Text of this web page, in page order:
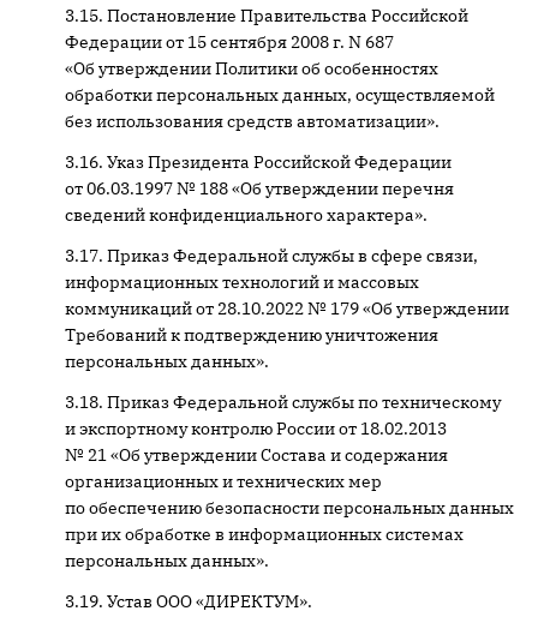
Постановление Правительства Российской
Федерации от 15 сентября 2008 г. N 687
«Об утверждении Политики об особенностях
обработки персональных данных, осуществляемой
без использования средств автоматизации».
Указ Президента Российской Федерации
от 06.03.1997 № 188 «Об утверждении перечня
сведений конфиденциального характера».
Приказ Федеральной службы в сфере связи,
информационных технологий и массовых
коммуникаций от 28.10.2022 № 179 «Об утверждении
Требований к подтверждению уничтожения
персональных данных».
Приказ Федеральной службы по техническому
и экспортному контролю России от 18.02.2013
№ 21 «Об утверждении Состава и содержания
организационных и технических мер
по обеспечению безопасности персональных данных
при их обработке в информационных системах
персональных данных».
Устав ООО «ДИРЕКТУМ».